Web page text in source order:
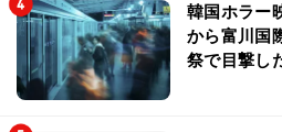
韓国ホラー
から富川国
祭で目撃し